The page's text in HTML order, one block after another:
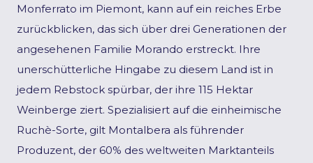
Monferrato im Piemont, kann auf ein reiches Erbe
zurückblicken, das sich über drei Generationen der
angesehenen Familie Morando erstreckt. Ihre
unerschütterliche Hingabe zu diesem Land ist in
jedem Rebstock spürbar, der ihre 115 Hektar
Weinberge ziert. Spezialisiert auf die einheimische
Ruchè-Sorte, gilt Montalbera als führender
Produzent, der 60% des weltweiten Marktanteils